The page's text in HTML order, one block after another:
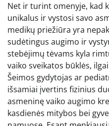
Net ir turint omenyje, kad
unikalus ir vystosi savo
medikų priežiūra yra
sudėtingus augimo ir
stebėjimų tėvams kyla
vaiko sveikatos būklės,
Šeimos gydytojas ar
išsamiai įvertins fizinius
asmeninę vaiko augimo
kasdienės mitybos bei